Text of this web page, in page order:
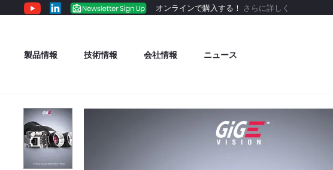
オンラインで購入する！ さらに詳しく
製品情報 技術情報 会社情報 ニュース